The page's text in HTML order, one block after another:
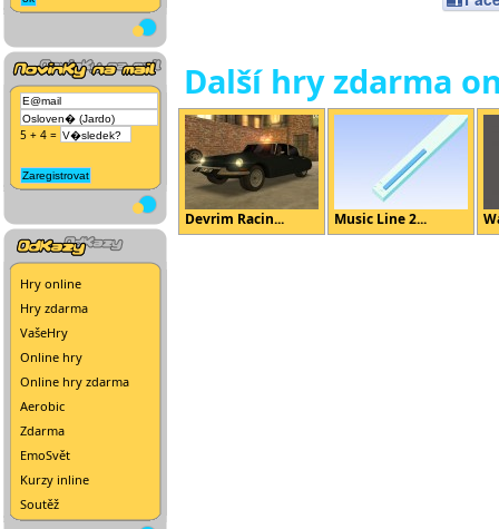
5 + 4 =
Hry online
Hry zdarma
VašeHry
Online hry
Online hry zdarma
Aerobic
Zdarma
EmoSvět
Kurzy inline
Soutěž
Další hry zdarma
Devrim Racin... Music Line 2...